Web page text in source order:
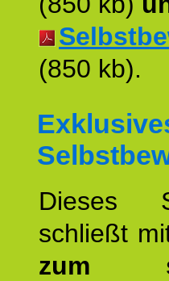
(850 kb).
Dieses
schließt
zum